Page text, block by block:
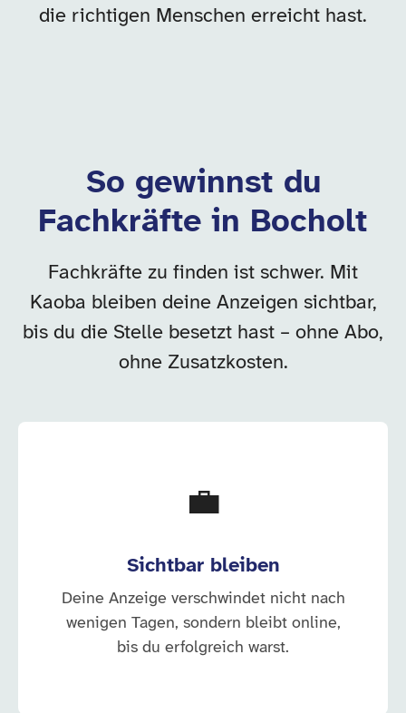
die richtigen Menschen erreicht hast.
So gewinnst du
Fachkräfte in Bocholt
Fachkräfte zu finden ist schwer. Mit
Kaoba bleiben deine Anzeigen sichtbar,
bis du die Stelle besetzt hast – ohne Abo,
ohne Zusatzkosten.
💼
Sichtbar bleiben
Deine Anzeige verschwindet nicht nach
wenigen Tagen, sondern bleibt online,
bis du erfolgreich warst.